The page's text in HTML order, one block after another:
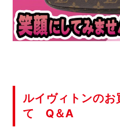
ルイヴィトンのお
て Q＆A